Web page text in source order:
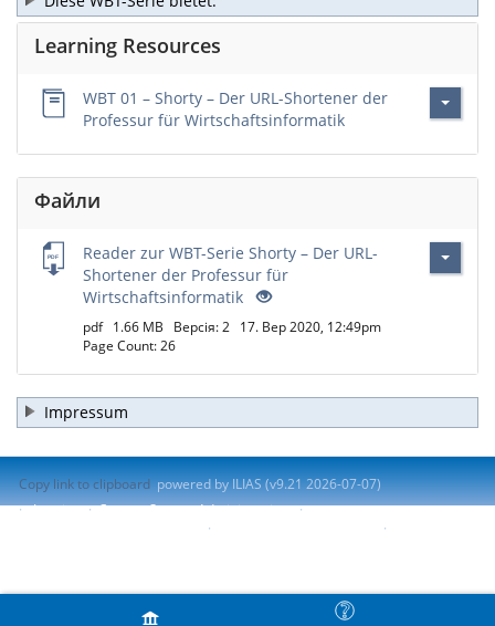
Learning Resources
WBT 01 – Shorty – Der URL-Shortener der
Professur für Wirtschaftsinformatik
Файли
Reader zur WBT-Serie Shorty – Der URL-
Shortener der Professur für
Wirtschaftsinformatik
pdf 1.66 MB Версія: 2 17. Вер 2020, 12:49pm
Page Count: 26
Impressum
Copy link to clipboard powered by ILIAS (v9.21 2026-07-07)
Imprint
Contact System Administration